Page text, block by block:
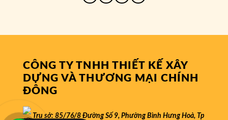
CÔNG TY TNHH THIẾT KẾ XÂY
DỰNG VÀ THƯƠNG MẠI CHÍNH
ĐÔNG
Trụ sở: 85/76/8 Đường Số 9, Phường Bình Hưng Hoà, Tp